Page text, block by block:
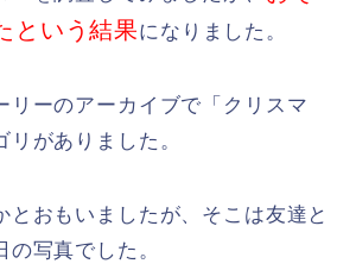
という結果になりました。
リーのアーカイブで「クリスマ
リがありました。
とおもいましたが、そこは友達と
写真でした。